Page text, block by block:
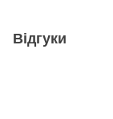
Відгуки